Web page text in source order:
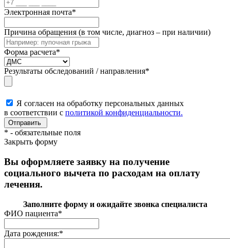
Электронная почта*
Причина обращения (в том числе, диагноз – при наличии)
Форма расчета*
Результаты обследований / направления*
Я согласен на обработку персональных данных
в соответствии с политикой конфиденциальности.
* - обязательные поля
Закрыть форму
Вы оформляете заявку на получение
социального вычета по расходам на оплату
лечения.
Заполните форму и ожидайте звонка специалиста
ФИО пациента*
Дата рождения:*